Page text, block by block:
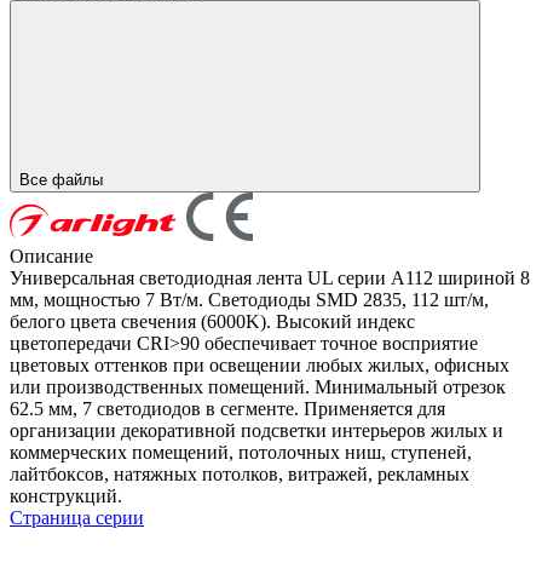
Все файлы
Описание
Универсальная светодиодная лента UL серии A112 шириной 8
мм, мощностью 7 Вт/м. Светодиоды SMD 2835, 112 шт/м,
белого цвета свечения (6000K). Высокий индекс
цветопередачи CRI>90 обеспечивает точное восприятие
цветовых оттенков при освещении любых жилых, офисных
или производственных помещений. Минимальный отрезок
62.5 мм, 7 светодиодов в сегменте. Применяется для
организации декоративной подсветки интерьеров жилых и
коммерческих помещений, потолочных ниш, ступеней,
лайтбоксов, натяжных потолков, витражей, рекламных
конструкций.
Страница серии